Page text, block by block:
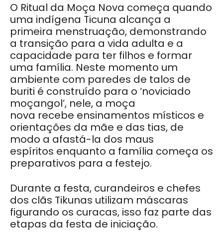
O Ritual da Moça Nova começa quando
uma indígena Ticuna alcança a
primeira menstruação, demonstrando
a transição para a vida adulta e a
capacidade para ter filhos e formar
uma família. Neste momento um
ambiente com paredes de talos de
buriti é construído para o ‘noviciado
moçangol’, nele, a moça
nova recebe ensinamentos místicos e
orientações da mãe e das tias, de
modo a afastá-la dos maus
espíritos enquanto a família começa os
preparativos para a festejo.
Durante a festa, curandeiros e chefes
dos clãs Tikunas utilizam máscaras
figurando os curacas, isso faz parte das
etapas da festa de iniciação.